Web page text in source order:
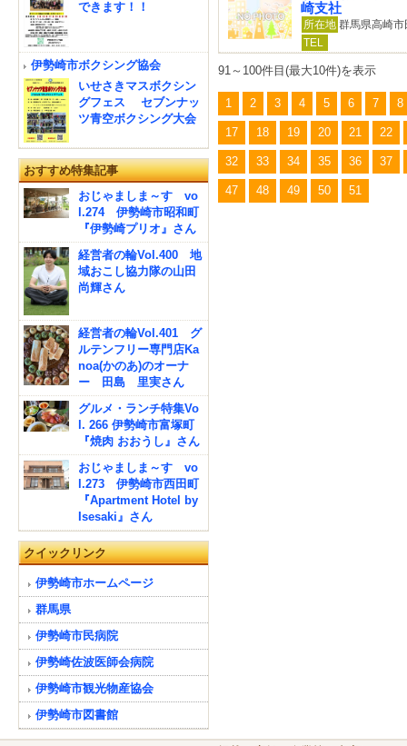
崎支社
所在地 群馬県高崎
TEL
91～100件目(最大10件)を表示
1 2 3 4 5 6 7 8
17 18 19 20 21 22
32 33 34 35 36 37
47 48 49 50 51
できます！！
伊勢崎市ボクシング協会
いせさきマスボクシン
グフェス セブンナッ
ツ青空ボクシング大会
おすすめ特集記事
おじゃましま～す vo
l.274 伊勢崎市昭和町
『伊勢崎プリオ』さん
経営者の輪Vol.400 地
域おこし協力隊の山田
尚輝さん
経営者の輪Vol.401 グ
ルテンフリー専門店Ka
noa(かのあ)のオーナ
ー 田島 里実さん
グルメ・ランチ特集Vo
l. 266 伊勢崎市富塚町
『焼肉 おおうし』さん
おじゃましま～す vo
l.273 伊勢崎市西田町
『Apartment Hotel by
Isesaki』さん
クイックリンク
伊勢崎市ホームページ
群馬県
伊勢崎市民病院
伊勢崎佐波医師会病院
伊勢崎市観光物産協会
伊勢崎市図書館